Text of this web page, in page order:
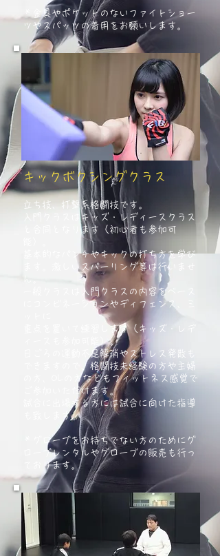
＊金具やポケットのないファイトショー
ツやスパッツの着用をお願いします。
キックボクシングクラス
立ち技、打撃系格闘技です。
入門クラスはキッズ・レディースクラス
と合同となります（初心者も参加可
基本的なパンチやキックの打ち方を学び
激しいスパーリング等は行いませ
一般クラスは入門クラスの内容をベース
にコンビネーションやディフェンス、ミ
重点を置いて練習します（キッズ・レデ
ィースも参加可能）。
日ごろの運動不足解消やストレス発散も
できますので、格闘技未経験の方や主婦
の方、OLの方などもフィットネス感覚で
ご参加いただけます。
試合に出場する方には試合に向けた指導
も致します。
＊グローブをお持ちでない方のためにグ
ローブレンタルやグローブの販売も行っ
ております。